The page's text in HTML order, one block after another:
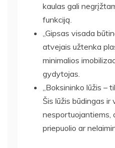
kaulas gali
funkciją.
„Gipsas visada
atvejais užtenka
minimalios
gydytojas.
„Boksininko lūžis –
Šis lūžis būdingas ir
nesportuojantiems,
priepuolio ar